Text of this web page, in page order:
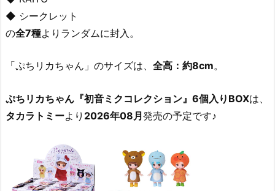
◆ シークレット
の全7種よりランダムに封入。
「ぷちリカちゃん」のサイズは、 全高：約8cm。
ぷちリカちゃん『初音ミクコレクション』6個入りBOXは、
タカラトミーより 2026年08月発売の予定です♪